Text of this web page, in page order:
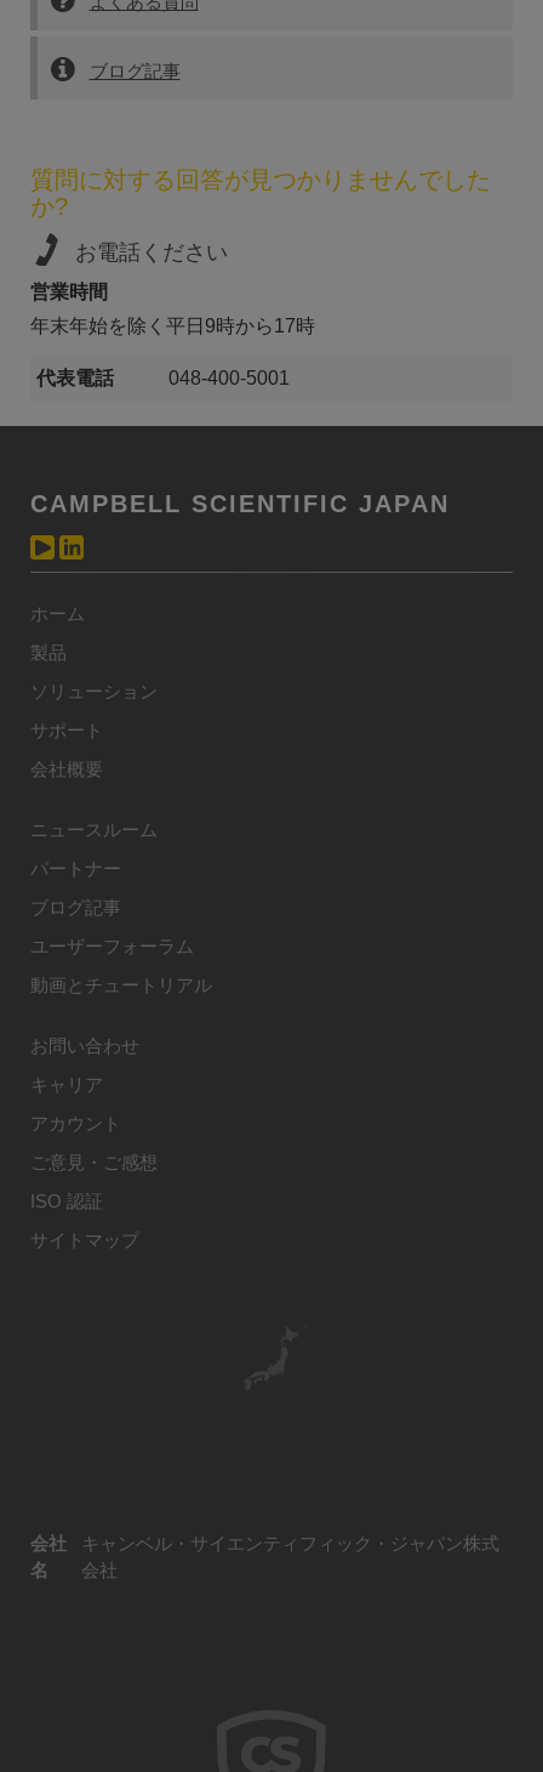
ブログ記事
質問に対する回答が見つかりませんでした
か?
お電話ください
営業時間
年末年始を除く平日9時から17時
代表電話 048-400-5001
CAMPBELL SCIENTIFIC JAPAN
ホーム
製品
ソリューション
サポート
会社概要
ニュースルーム
パートナー
ブログ記事
ユーザーフォーラム
動画とチュートリアル
お問い合わせ
キャリア
アカウント
ご意見・ご感想
ISO 認証
サイトマップ
会社
名
キャンベル・サイエンティフィック・ジャパン株式
会社